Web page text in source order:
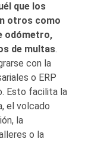
que los
otros como
odómetro,
de multas.
con la
o ERP
Esto facilita la
el volcado
la
o la